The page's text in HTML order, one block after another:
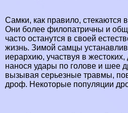
Самки, как правило, стекаются
Они более филопатричны и
часто останутся в своей
жизнь. Зимой самцы
иерархию, участвуя в
нанося удары по голове и шее
вызывая серьезные травмы,
дроф. Некоторые популяции